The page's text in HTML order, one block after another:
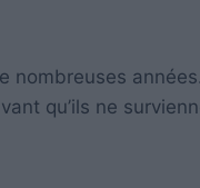
nombreuses
qu’ils ne